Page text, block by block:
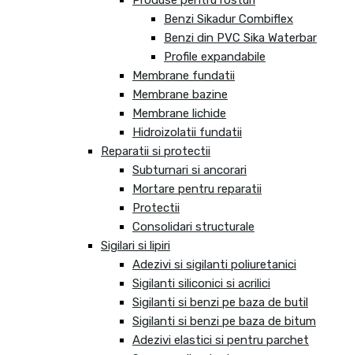
Benzi Sikadur Combiflex
Benzi din PVC Sika Waterbar
Profile expandabile
Membrane fundatii
Membrane bazine
Membrane lichide
Hidroizolatii fundatii
Reparatii si protectii
Subturnari si ancorari
Mortare pentru reparatii
Protectii
Consolidari structurale
Sigilari si lipiri
Adezivi si sigilanti poliuretanici
Sigilanti siliconici si acrilici
Sigilanti si benzi pe baza de butil
Sigilanti si benzi pe baza de bitum
Adezivi elastici si pentru parchet